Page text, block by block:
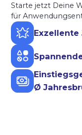
Starte jetzt Deine
für
Exzellente
Ø